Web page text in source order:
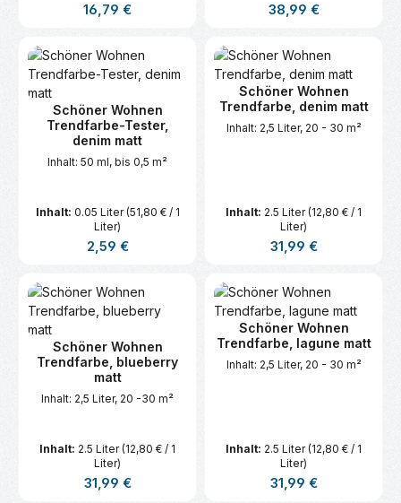
Regulärer Preis:
16,79 €
Regulärer Preis:
38,99 €
Schöner Wohnen
Trendfarbe-Tester,
denim matt
Inhalt: 50 ml, bis 0,5 m²
Inhalt: 0.05 Liter(51,80 € / 1
Liter)
Regulärer Preis:
2,59 €
Schöner Wohnen
Trendfarbe, denim matt
Inhalt: 2,5 Liter, 20 - 30 m²
Inhalt: 2.5 Liter(12,80 € / 1
Liter)
Regulärer Preis:
31,99 €
Schöner Wohnen
Trendfarbe, blueberry
matt
Inhalt: 2,5 Liter, 20 -30 m²
Inhalt: 2.5 Liter(12,80 € / 1
Liter)
Regulärer Preis:
31,99 €
Schöner Wohnen
Trendfarbe, lagune matt
Inhalt: 2,5 Liter, 20 - 30 m²
Inhalt: 2.5 Liter(12,80 € / 1
Liter)
Regulärer Preis:
31,99 €